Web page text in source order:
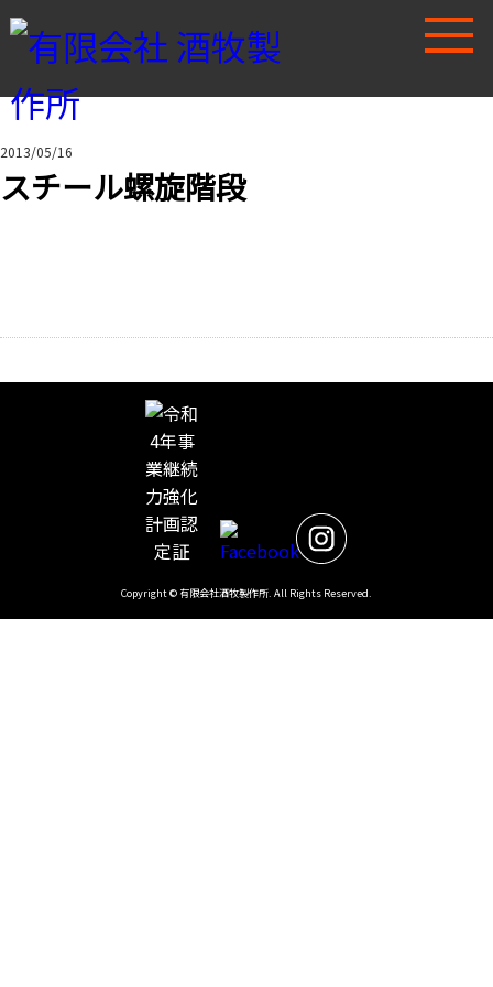
2013/05/16
スチール螺旋階段
Copyright © 有限会社酒牧製作所. All Rights Reserved.